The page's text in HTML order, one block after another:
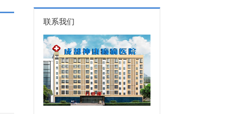
联系我们